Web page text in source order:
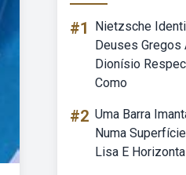
#1
Nietzsche
Deuses Gregos
Dionísio
Como
#2 Uma Barra
Numa
Lisa E